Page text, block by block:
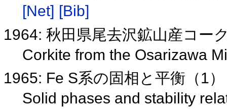
[Net] [Bib]
1964: 秋田県尾去沢鉱山産コー
Corkite from the Osarizawa
1965: Fe S系の固相と平衡（1
Solid phases and stability